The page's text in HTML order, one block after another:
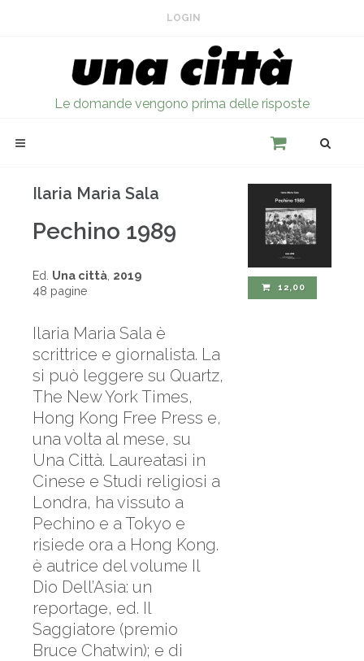
LOGIN
Le domande vengono prima delle risposte
Ilaria Maria Sala
Pechino 1989
Ed. Una città 2019
48 pagine
Ilaria Maria Sala è
scrittrice e giornalista. La
si può leggere su Quartz,
The New York Times,
Hong Kong Free Press e,
una volta al mese, su
Una Città. Laureatasi in
Cinese e Studi religiosi a
Londra, ha vissuto a
Pechino e a Tokyo e
risiede ora a Hong Kong.
è autrice del volume Il
Dio Dell’Asia: un
reportage, ed. Il
Saggiatore (premio
Bruce Chatwin); e di
12,00